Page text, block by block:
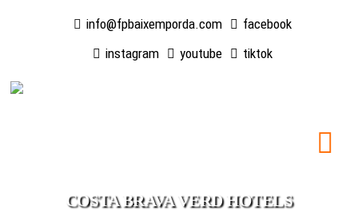
info@fpbaixemporda.com
facebook
instagram
youtube tiktok
COSTA BRAVA VERD HOTELS